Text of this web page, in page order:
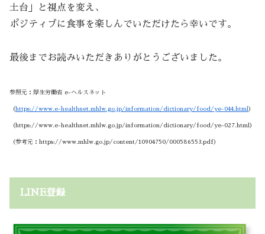
土台」と視点を変え、
ポジティブに食事を楽しんでいただけたら幸いです。
最後までお読みいただきありがとうございました。
参照元：厚生労働省 e-ヘルスネット
（ https://www.e-healthnet.mhlw.go.jp/information/dictionary/food/ye-044.html ）
（https://www.e-healthnet.mhlw.go.jp/information/dictionary/food/ye-027.html）
（参考元：https://www.mhlw.go.jp/content/10904750/000586553.pdf）
LINE登録